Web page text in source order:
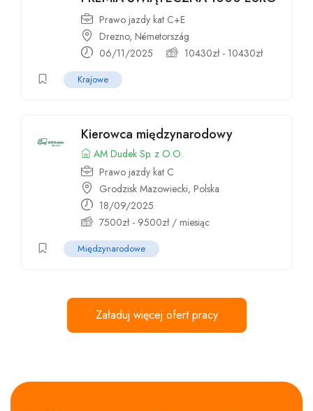
Prawo jazdy kat C+E
Drezno, Németország
06/11/2025
10430zł- 10430zł
Krajowe
Kierowca międzynarodowy
AM Dudek Sp. z O.O.
Prawo jazdy kat C
Grodzisk Mazowiecki, Polska
18/09/2025
7500zł- 9500zł/ miesiąc
Międzynarodowe
Załaduj więcej ofert pracy